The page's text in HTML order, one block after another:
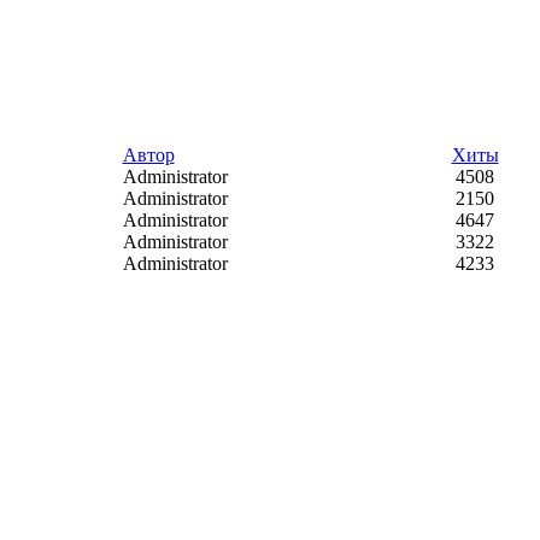
Автор
Хиты
Administrator
4508
Administrator
2150
Administrator
4647
Administrator
3322
Administrator 4233